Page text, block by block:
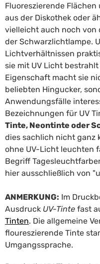
Fluoreszierende
aus der Diskothek oder
vielleicht auch noch von
der Schwarzlichtlampe.
Lichtverhältnissen
sie mit UV Licht
Eigenschaft macht sie
beliebten Hingucker,
Anwendungsfälle
Bezeichnungen für UV
Tinte, Neontinte oder
dies sachlich nicht ganz
ohne UV-Licht leuchten
Begriff
hier ausschließlich von
ANMERKUNG: Im
Ausdruck UV-Tinte fast
Tinten. Die allgemeine
floureszierende Tinte
Umgangssprache.